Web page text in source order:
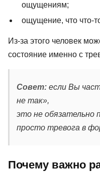
ощущениям;
ощущение, что что-
Из-за этого человек
состояние именно с
Совет: если Вы
не так»,
это не обязательно
просто тревога в
Почему важно